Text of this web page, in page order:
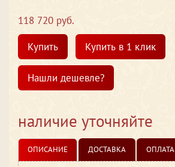
118 720 руб.
Купить
Купить в 1 клик
Нашли дешевле?
наличие уточняйте
ОПИСАНИЕ ДОСТАВКА ОПЛАТА